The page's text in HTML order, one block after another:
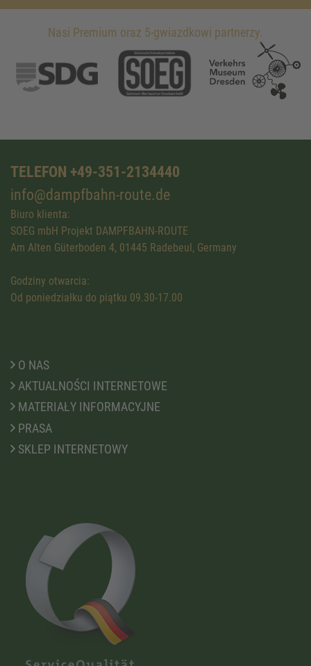
Nasi Premium oraz 5-gwiazdkowi partnerzy.
TELEFON +49-351-2134440
info@dampfbahn-route.de
Biuro klienta:
SOEG mbH Projekt DAMPFBAHN-ROUTE
Am Alten Güterboden 4, 01445 Radebeul, Germany
Godziny otwarcia:
Od poniedziałku do piątku 09.30-17.00
O NAS
AKTUALNOŚCI INTERNETOWE
MATERIAŁY INFORMACYJNE
PRASA
SKLEP INTERNETOWY